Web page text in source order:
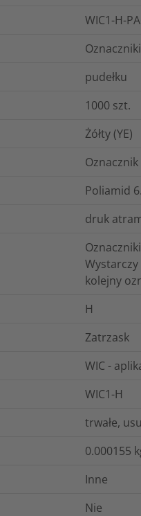
WIC1-H-
pudełku
1000 szt.
Żółty (YE)
Poliamid
druk
kolejny
H
Zatrzask
WIC -
WIC1-H
trwałe,
0.000155
Inne
Nie